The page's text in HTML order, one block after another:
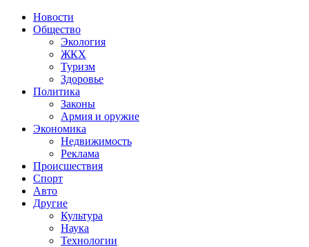
Новости
Общество
Экология
ЖКХ
Туризм
Здоровье
Политика
Законы
Армия и оружие
Экономика
Недвижимость
Реклама
Происшествия
Спорт
Авто
Другие
Культура
Наука
Технологии